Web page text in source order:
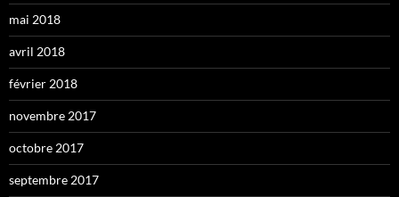
mai 2018
avril 2018
février 2018
novembre 2017
octobre 2017
septembre 2017